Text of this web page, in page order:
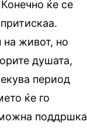
ќе се
на живот, но
душата,
период
ќе го
можна